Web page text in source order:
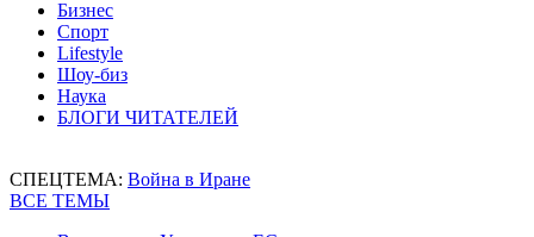
Бизнес
Спорт
Lifestyle
Шоу-биз
Наука
БЛОГИ ЧИТАТЕЛЕЙ
СПЕЦТЕМА: Война в Иране
ВСЕ ТЕМЫ